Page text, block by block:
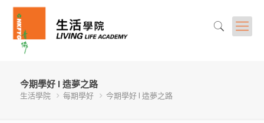
今期學好 l 造夢之路
生活學院 每期學好 今期學好 l 造夢之路